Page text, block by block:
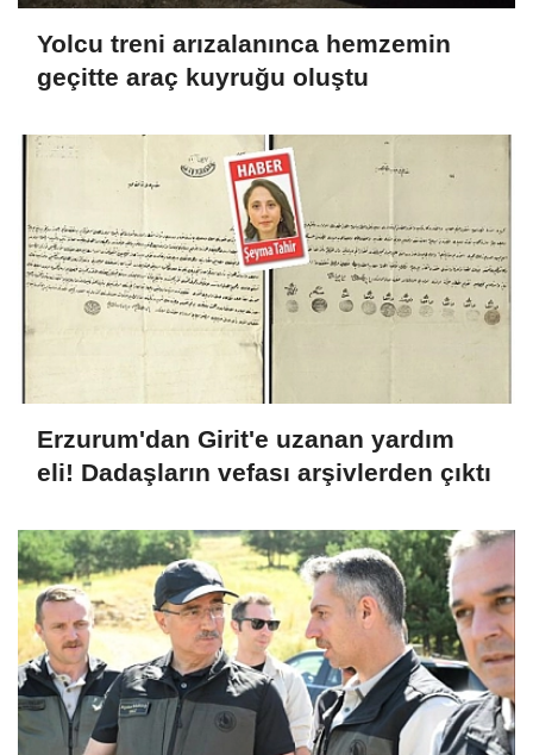
Yolcu treni arızalanınca hemzemin
geçitte araç kuyruğu oluştu
Erzurum'dan Girit'e uzanan yardım
eli! Dadaşların vefası arşivlerden çıktı